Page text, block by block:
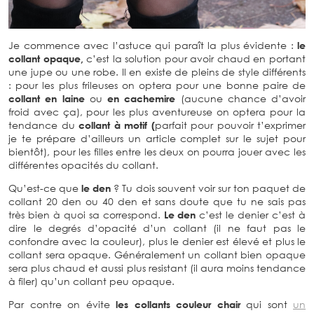
Je commence avec l’astuce qui paraît la plus évidente : le
collant opaque, c’est la solution pour avoir chaud en portant
une jupe ou une robe. Il en existe de pleins de style différents
: pour les plus frileuses on optera pour une bonne paire de
collant en laine ou en cachemire (aucune chance d’avoir
froid avec ça), pour les plus aventureuse on optera pour la
tendance du collant à motif (parfait pour pouvoir t’exprimer
je te prépare d’ailleurs un article complet sur le sujet pour
bientôt), pour les filles entre les deux on pourra jouer avec les
différentes opacités du collant.
Qu’est-ce quele den ? Tu dois souvent voir sur ton paquet de
collant 20 den ou 40 den et sans doute que tu ne sais pas
très bien à quoi sa correspond. Le denc’est le denier c’est à
dire le degrés d’opacité d’un collant (il ne faut pas le
confondre avec la couleur), plus le denier est élevé et plus le
collant sera opaque. Généralement un collant bien opaque
sera plus chaud et aussi plus resistant (il aura moins tendance
à filer) qu’un collant peu opaque.
Par contre on évite les collants couleur chair qui sont un